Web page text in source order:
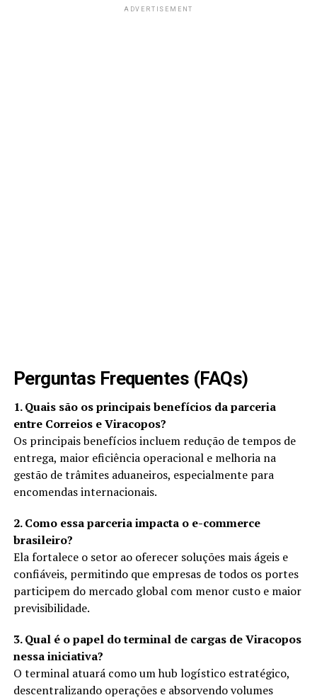
ADVERTISEMENT
Perguntas Frequentes (FAQs)
1. Quais são os principais benefícios da parceria
entre Correios e Viracopos?
Os principais benefícios incluem redução de tempos de
entrega, maior eficiência operacional e melhoria na
gestão de trâmites aduaneiros, especialmente para
encomendas internacionais.
2. Como essa parceria impacta o e-commerce
brasileiro?
Ela fortalece o setor ao oferecer soluções mais ágeis e
confiáveis, permitindo que empresas de todos os portes
participem do mercado global com menor custo e maior
previsibilidade.
3. Qual é o papel do terminal de cargas de Viracopos
nessa iniciativa?
O terminal atuará como um hub logístico estratégico,
descentralizando operações e absorvendo volumes